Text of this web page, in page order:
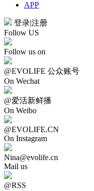
APP
登录|注册
Follow US
Follow us on
@EVOLIFE 公众账号
On Wechat
@爱活新鲜播
On Weibo
@EVOLIFE.CN
On Instagram
Nina@evolife.cn
Mail us
@RSS